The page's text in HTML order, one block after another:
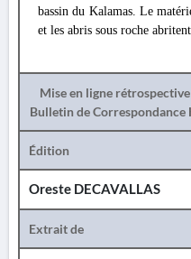
bassin du Kalamas. Le
et les abris sous roche
Mise en ligne
Bulletin de Correspondance
Édition
Oreste DECAVALLAS
Extrait de